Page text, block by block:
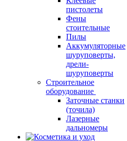
пистолеты
Фены
стоительные
Пилы
Аккумуляторные
шуруповерты,
дрели-
шуруповерты
Строительное
оборудование
Заточные станки
(точила)
Лазерные
дальномеры